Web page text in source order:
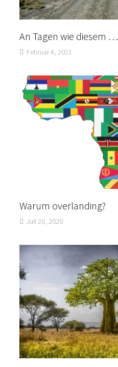
An Tagen wie diesem …
Februar 4, 2021
Warum overlanding?
Juli 20, 2020